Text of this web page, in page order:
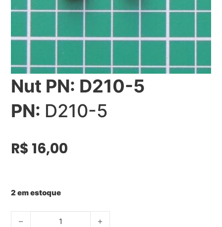
Nut PN: D210-5
PN: D210-5
R$ 16,00
2 em estoque
Nut PN: D210-5 quantidade